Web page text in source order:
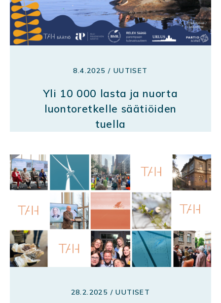
8.4.2025 / UUTISET
Yli 10 000 lasta ja nuorta
luontoretkelle säätiöiden
tuella
28.2.2025 / UUTISET